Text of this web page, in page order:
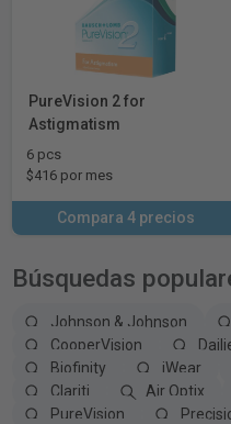
PureVision 2 for
Astigmatism
6 pcs
$416 por mes
Compara 4 precios
Búsquedas
Johnson & Johnson
CooperVision
Biofinity
iWear
Clariti
Air Optix
PureVision